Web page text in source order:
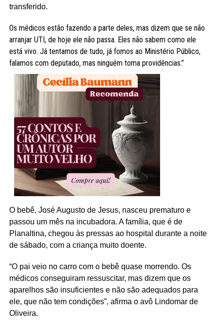
transferido.
Os médicos estão fazendo a parte deles, mas dizem que se não
arranjar UTI, de hoje ele não passa. Eles não sabem como ele
está vivo. Já tentamos de tudo, já fomos ao Ministério Público,
falamos com deputado, mas ninguém toma providências.”
O bebê, José Augusto de Jesus, nasceu prematuro e
passou um mês na incubadora. A família, que é de
Planaltina, chegou às pressas ao hospital durante a noite
de sábado, com a criança muito doente.
“O pai veio no carro com o bebê quase morrendo. Os
médicos conseguiram ressuscitar, mas dizem que os
aparelhos são insuficientes e não são adequados para
ele, que não tem condições”, afirma o avô Lindomar de
Oliveira.